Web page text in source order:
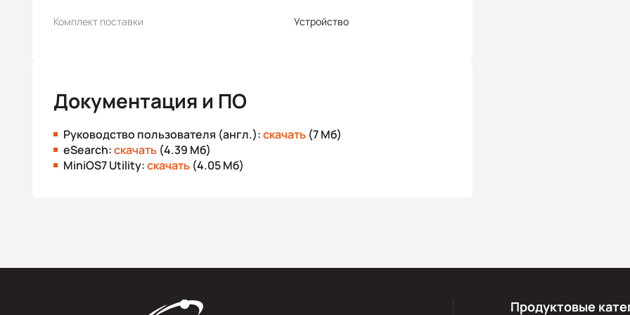
Комплект поставки Устройство
Документация и ПО
Руководство пользователя (англ.):скачать (7 Мб)
eSearch:скачать (4.39 Мб)
MiniOS7 Utility:скачать (4.05 Мб)
Продуктовые